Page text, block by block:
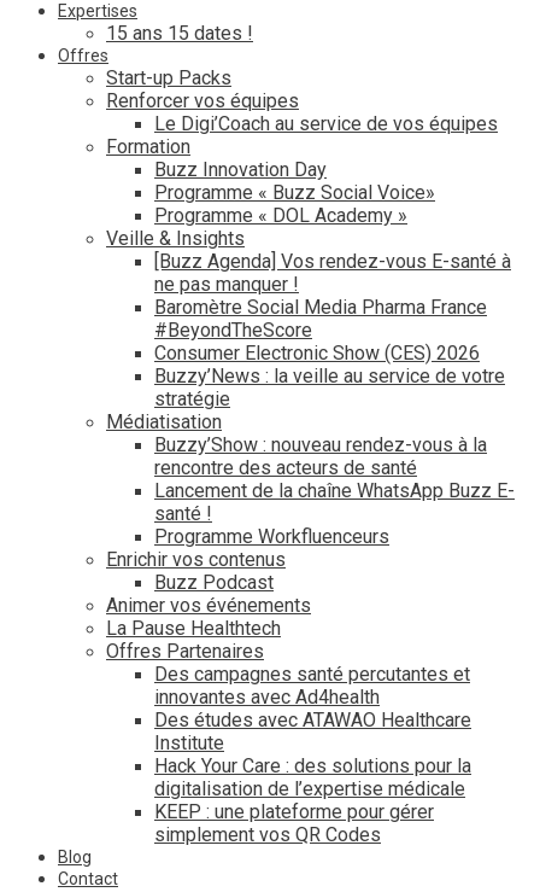
Expertises
15 ans 15 dates !
Offres
Start-up Packs
Renforcer vos équipes
Le Digi’Coach au service de vos équipes
Formation
Buzz Innovation Day
Programme « Buzz Social Voice»
Programme « DOL Academy »
Veille & Insights
[Buzz Agenda] Vos rendez-vous E-santé à
ne pas manquer !
Baromètre Social Media Pharma France
#BeyondTheScore
Consumer Electronic Show (CES) 2026
Buzzy’News : la veille au service de votre
stratégie
Médiatisation
Buzzy’Show : nouveau rendez-vous à la
rencontre des acteurs de santé
Lancement de la chaîne WhatsApp Buzz E-
santé !
Programme Workfluenceurs
Enrichir vos contenus
Buzz Podcast
Animer vos événements
La Pause Healthtech
Offres Partenaires
Des campagnes santé percutantes et
innovantes avec Ad4health
Des études avec ATAWAO Healthcare
Institute
Hack Your Care : des solutions pour la
digitalisation de l’expertise médicale
KEEP : une plateforme pour gérer
simplement vos QR Codes
Blog
Contact